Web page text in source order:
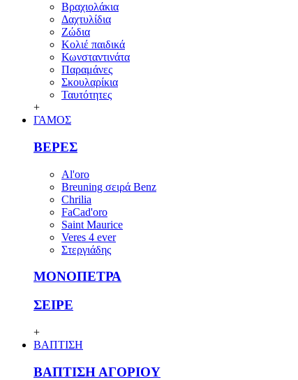
Βραχιολάκια
Δαχτυλίδια
Ζώδια
Κολιέ παιδικά
Κωνσταντινάτα
Παραμάνες
Σκουλαρίκια
Ταυτότητες
+
ΓΑΜΟΣ
ΒΕΡΕΣ
Al'oro
Breuning σειρά Benz
Chrilia
FaCad'oro
Saint Maurice
Veres 4 ever
Στεργιάδης
ΜΟΝΟΠΕΤΡΑ
ΣΕΙΡΕ
+
ΒΑΠΤΙΣΗ
ΒΑΠΤΙΣΗ ΑΓΟΡΙΟΥ